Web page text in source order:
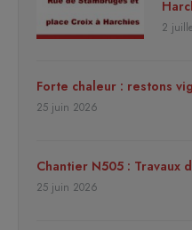
2
Forte chaleur : restons
25 juin 2026
Chantier N505 : Travaux
25 juin 2026